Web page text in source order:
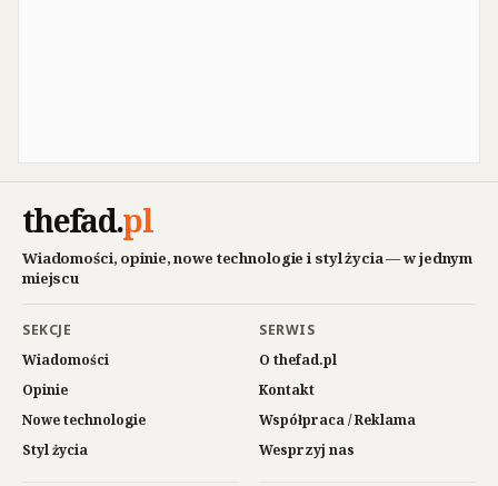
thefad.pl
Wiadomości, opinie, nowe technologie i styl życia — w jednym
miejscu
SEKCJE
Wiadomości
Opinie
Nowe technologie
Styl życia
SERWIS
O thefad.pl
Kontakt
Współpraca / Reklama
Wesprzyj nas